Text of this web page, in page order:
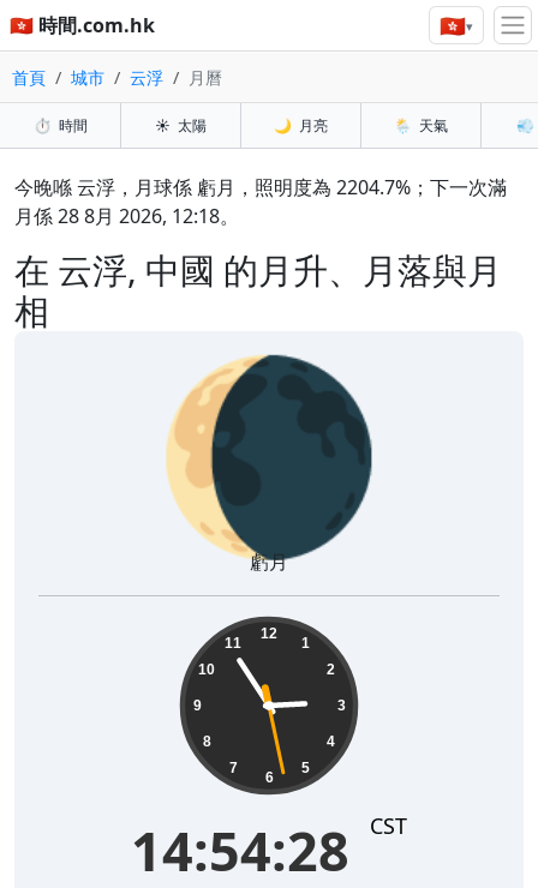
🇭🇰 時間.com.hk 🇭🇰▾
首頁 城市 云浮 月曆
⏱️ 時間 ☀️ 太陽 🌙 月亮 🌦️ 天氣 💨
在 云浮, 中國 的月升、月落與月
相
今晚喺 云浮，月球係 虧月，照明度為 2204.7%；下一次滿
月係 28 8月 2026, 12:18。
🌘
虧月
12
1
2
3
4
5
6
7
8
9
10
11
14:54:29 CST